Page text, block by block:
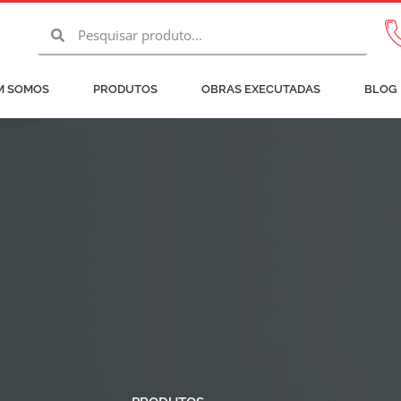
PesquisarPesquisar
SOMOS PRODUTOS OBRAS EXECUTADAS BLOG